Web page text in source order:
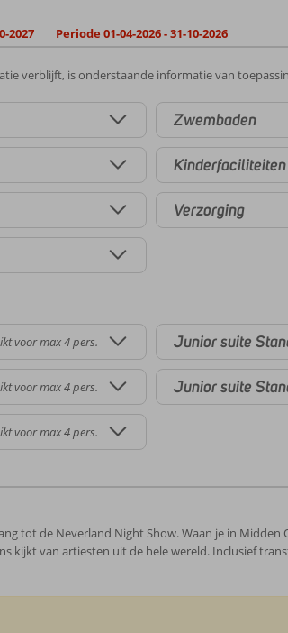
2027 Periode 01-04-2026 - 31-10-2026
verblijft, is onderstaande informatie van
Zwembaden
Kinderfaciliteiten
Verzorging
voor max 4 pers.
voor max 4 pers.
voor max 4 pers.
Junior suite
Junior suite
tot de Neverland Night Show. Waan je in
kijkt van artiesten uit de hele wereld. Inclusief